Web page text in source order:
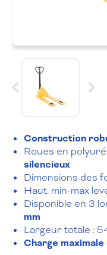
Construction
Roues en
silencieux
Dimensions des
Haut. min-max
Disponible en 3
mm
Largeur totale :
Charge